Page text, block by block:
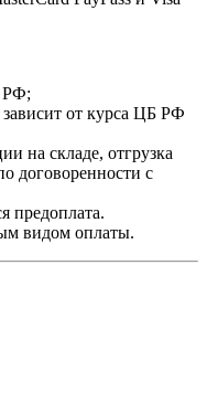
РФ;
от курса ЦБ РФ
на складе, отгрузка
договоренности с
предоплата.
видом оплаты.